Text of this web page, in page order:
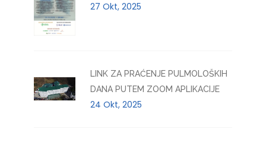
27 Okt, 2025
LINK ZA PRAĆENJE PULMOLOŠKIH
DANA PUTEM ZOOM APLIKACIJE
24 Okt, 2025